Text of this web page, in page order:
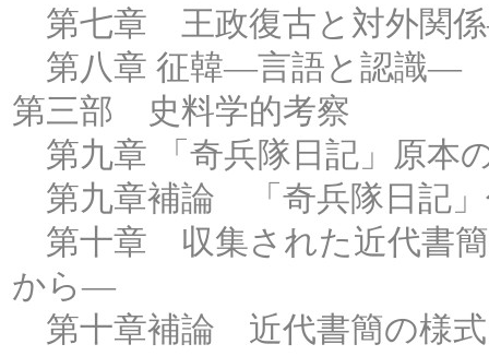
第七章 王政復古と対外関
第八章 征韓―言語と認識―
第三部 史料学的考察
第九章 「奇兵隊日記」原本
第九章補論 「奇兵隊日記」
第十章 収集された近代書
から―
第十章補論 近代書簡の様